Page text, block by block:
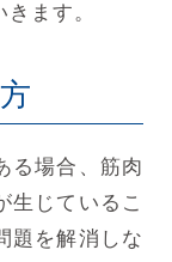
ます。
る場合、筋肉
生じているこ
題を解消しな